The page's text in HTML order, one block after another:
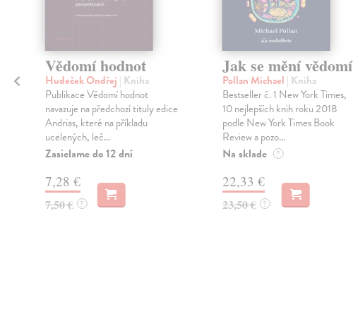
Vědomí hodnot
Hudeček Ondřej | Kniha
Publikace Vědomí hodnot
navazuje na předchozí tituly edice
Andrias, které na příkladu
ucelených, leč...
Zasielame do 12 dní
7,28 €
7,50 € ?
Jak se mění vědomí
Pollan Michael | Kniha
Bestseller č. 1 New York Times,
10 nejlepších knih roku 2018
podle New York Times Book
Review a pozo...
Na sklade ?
22,33 €
23,50 € ?